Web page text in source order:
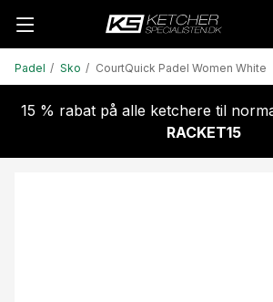
Padel Sko CourtQuick Padel Women White
15 % rabat på alle ketchere til
RACKET15